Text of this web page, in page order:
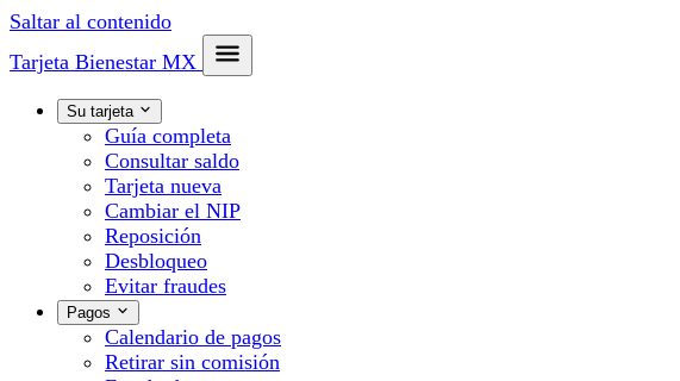
Saltar al contenido
Tarjeta Bienestar MX
Su tarjeta
Guía completa
Consultar saldo
Tarjeta nueva
Cambiar el NIP
Reposición
Desbloqueo
Evitar fraudes
Pagos
Calendario de pagos
Retirar sin comisión